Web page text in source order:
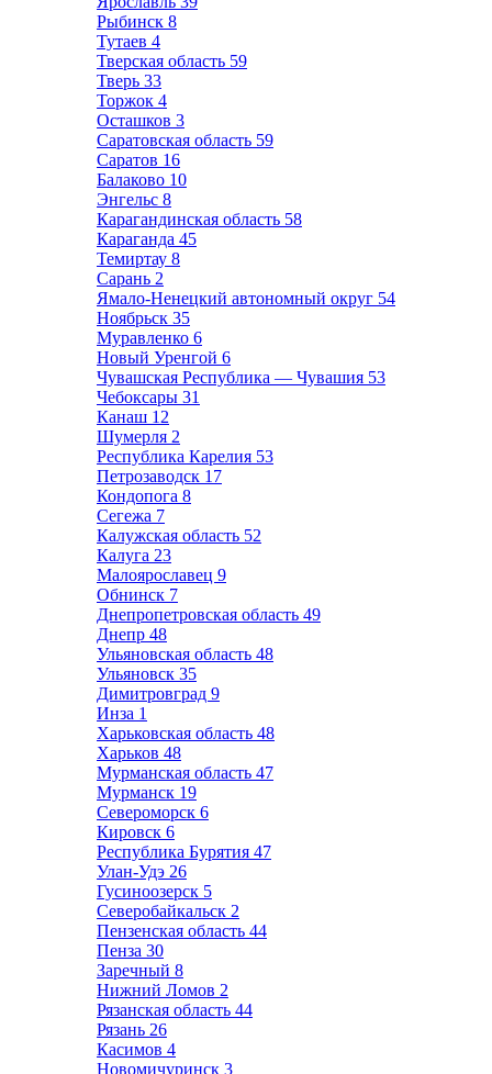
Рыбинск 8
Тутаев 4
Тверская область 59
Тверь 33
Торжок 4
Осташков 3
Саратовская область 59
Саратов 16
Балаково 10
Энгельс 8
Карагандинская область 58
Караганда 45
Темиртау 8
Сарань 2
Ямало-Ненецкий автономный округ 54
Ноябрьск 35
Муравленко 6
Новый Уренгой 6
Чувашская Республика — Чувашия 53
Чебоксары 31
Канаш 12
Шумерля 2
Республика Карелия 53
Петрозаводск 17
Кондопога 8
Сегежа 7
Калужская область 52
Калуга 23
Малоярославец 9
Обнинск 7
Днепропетровская область 49
Днепр 48
Ульяновская область 48
Ульяновск 35
Димитровград 9
Инза 1
Харьковская область 48
Харьков 48
Мурманская область 47
Мурманск 19
Североморск 6
Кировск 6
Республика Бурятия 47
Улан-Удэ 26
Гусиноозерск 5
Северобайкальск 2
Пензенская область 44
Пенза 30
Заречный 8
Нижний Ломов 2
Рязанская область 44
Рязань 26
Касимов 4
Новомичуринск 3